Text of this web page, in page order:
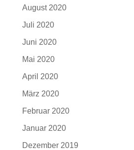
August 2020
Juli 2020
Juni 2020
Mai 2020
April 2020
März 2020
Februar 2020
Januar 2020
Dezember 2019